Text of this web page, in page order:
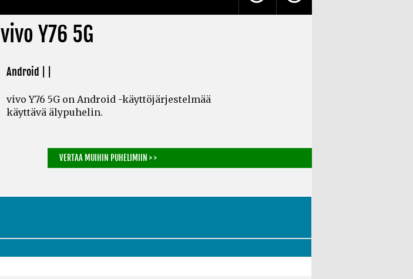
vivo Y76 5G
Android | |
vivo Y76 5G on Android -käyttöjärjestelmää
käyttävä älypuhelin.
VERTAA MUIHIN PUHELIMIIN > >